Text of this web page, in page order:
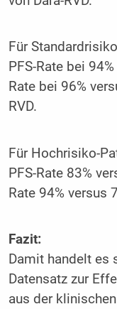
Für
PFS-Rate bei
Rate bei 96%
RVD.
Für Hochrisiko-
PFS-Rate 83%
Rate 94% versus
Fazit:
Damit handelt es
Datensatz zur
aus der